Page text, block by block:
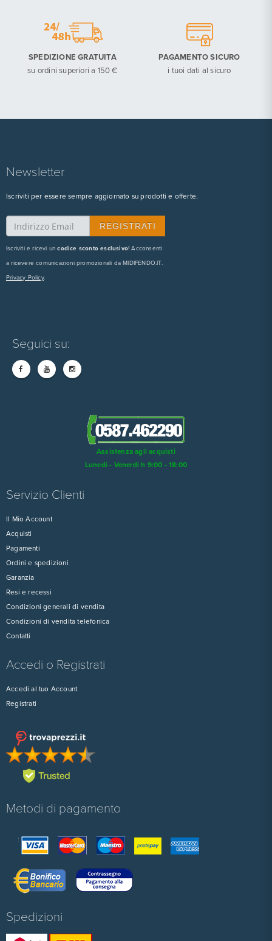
SPEDIZIONE GRATUITA
su ordini superiori a 150 €
PAGAMENTO SICURO
i tuoi dati al sicuro
Newsletter
Iscriviti per essere sempre aggiornato su prodotti e offerte.
Iscriviti e ricevi uncodice sconto esclusivo! Acconsenti
a ricevere comunicazioni promozionali da MIDIFENDO.IT.
Privacy Policy.
Seguici su:
Assistenza agli acquisti
Lunedi - Venerdi h 9:00 - 18:00
Servizio Clienti
Il Mio Account
Acquisti
Pagamenti
Ordini e spedizioni
Garanzia
Resi e recessi
Condizioni generali di vendita
Condizioni di vendita telefonica
Contatti
Accedi o Registrati
Accedi al tuo Account
Registrati
Metodi di pagamento
Spedizioni